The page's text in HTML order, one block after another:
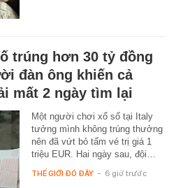
trúng hơn 30 tỷ đồng
đàn ông khiến cả
mất 2 ngày tìm lại
Một người chơi xổ số tại Italy
tưởng mình không trúng thưởng
nên đã vứt bỏ tấm vé trị giá 1
triệu EUR. Hai ngày sau, đội…
THẾ GIỚI ĐÓ ĐÂY - 6 giờ trước